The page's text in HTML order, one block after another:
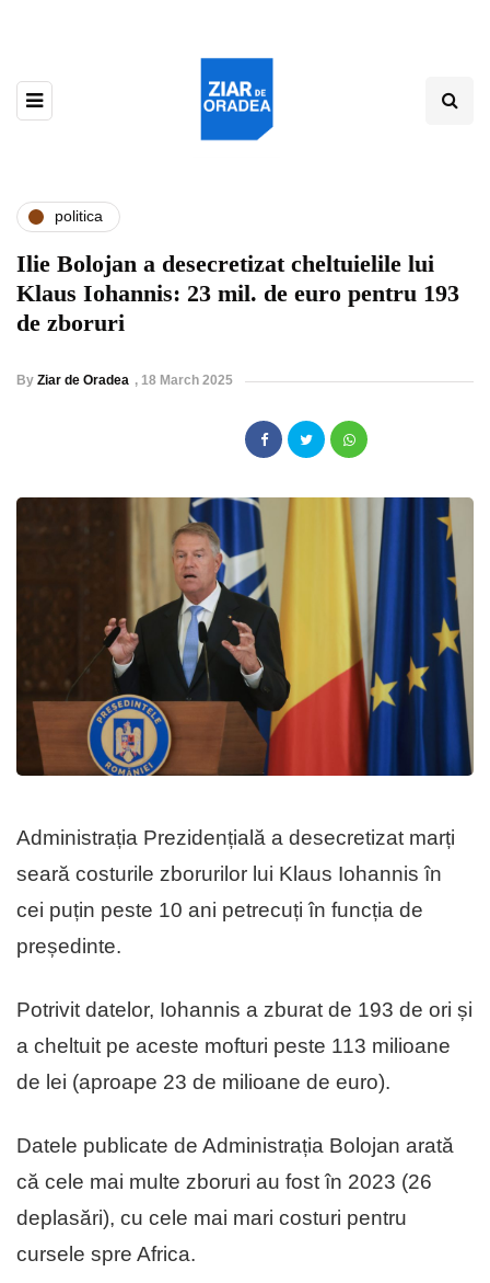
politica
Ilie Bolojan a desecretizat cheltuielile lui
Klaus Iohannis: 23 mil. de euro pentru 193
de zboruri
By Ziar de Oradea , 18 March 2025
Administrația Prezidențială a desecretizat marți
seară costurile zborurilor lui Klaus Iohannis în
cei puțin peste 10 ani petrecuți în funcția de
președinte.
Potrivit datelor, Iohannis a zburat de 193 de ori și
a cheltuit pe aceste mofturi peste 113 milioane
de lei (aproape 23 de milioane de euro).
Datele publicate de Administrația Bolojan arată
că cele mai multe zboruri au fost în 2023 (26
deplasări), cu cele mai mari costuri pentru
cursele spre Africa.